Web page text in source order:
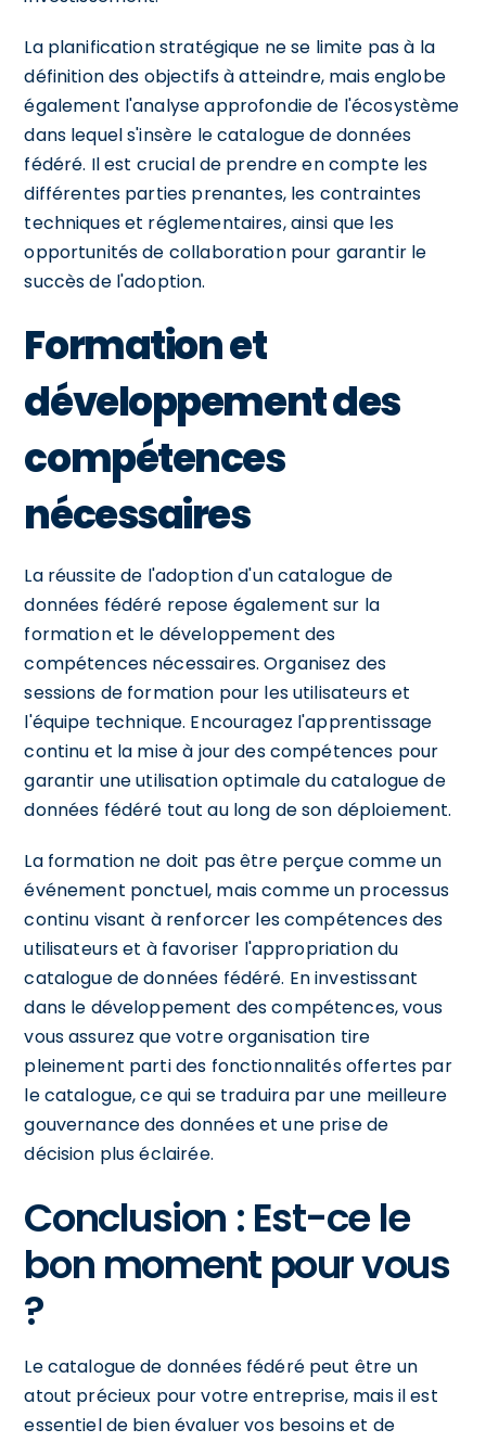
La planification stratégique ne se limite pas à la
définition des objectifs à atteindre, mais englobe
également l'analyse approfondie de l'écosystème
dans lequel s'insère le catalogue de données
fédéré. Il est crucial de prendre en compte les
différentes parties prenantes, les contraintes
techniques et réglementaires, ainsi que les
opportunités de collaboration pour garantir le
succès de l'adoption.
Formation et
développement des
compétences
nécessaires
La réussite de l'adoption d'un catalogue de
données fédéré repose également sur la
formation et le développement des
compétences nécessaires. Organisez des
sessions de formation pour les utilisateurs et
l'équipe technique. Encouragez l'apprentissage
continu et la mise à jour des compétences pour
garantir une utilisation optimale du catalogue de
données fédéré tout au long de son déploiement.
La formation ne doit pas être perçue comme un
événement ponctuel, mais comme un processus
continu visant à renforcer les compétences des
utilisateurs et à favoriser l'appropriation du
catalogue de données fédéré. En investissant
dans le développement des compétences, vous
vous assurez que votre organisation tire
pleinement parti des fonctionnalités offertes par
le catalogue, ce qui se traduira par une meilleure
gouvernance des données et une prise de
décision plus éclairée.
Conclusion : Est-ce le
bon moment pour vous
?
Le catalogue de données fédéré peut être un
atout précieux pour votre entreprise, mais il est
essentiel de bien évaluer vos besoins et de